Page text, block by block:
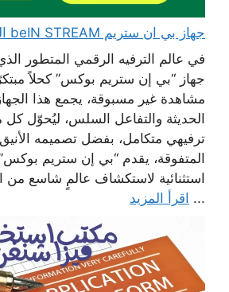
جهاز بي ان ستريم beIN STREAM الكويت مع اشتراك
في عالم الترفيه الرقمي المتطور
جهاز “بي إن ستريم بوكس” كحلاً
مشاهدة غير مسبوقة، يجمع هذا الجهاز
الحديثة والتفاعل السلس، ليُحوّل كل
ترفيهي متكامل، بفضل تصميمه الأنيق
المتفوقة، يقدم “بي إن ستريم
استثنائية لاستكشاف عالمٍ شاسع من
... اقرأ المزيد